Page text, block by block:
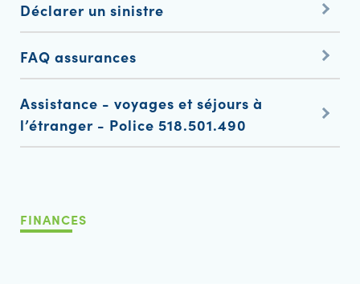
Déclarer un sinistre
FAQ assurances
Assistance - voyages et séjours à
l’étranger - Police 518.501.490
FINANCES